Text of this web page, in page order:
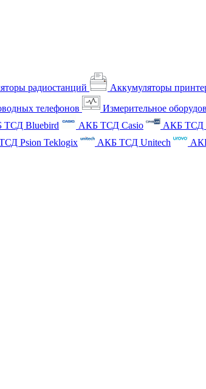
радиостанций Аккумуляторы
телефонов Измерительное
ТСД Bluebird АКБ ТСД Casio АКБ ТСД
Psion Teklogix АКБ ТСД Unitech